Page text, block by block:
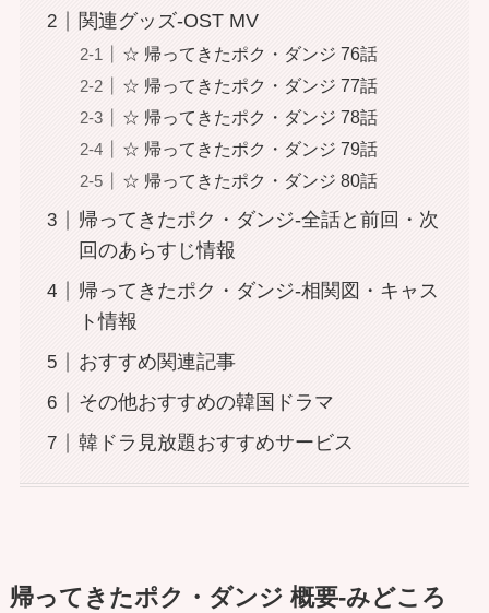
関連グッズ-OST MV
☆ 帰ってきたポク・ダンジ 76話
☆ 帰ってきたポク・ダンジ 77話
☆ 帰ってきたポク・ダンジ 78話
☆ 帰ってきたポク・ダンジ 79話
☆ 帰ってきたポク・ダンジ 80話
帰ってきたポク・ダンジ-全話と前回・次
回のあらすじ情報
帰ってきたポク・ダンジ-相関図・キャス
ト情報
おすすめ関連記事
その他おすすめの韓国ドラマ
韓ドラ見放題おすすめサービス
帰ってきたポク・ダンジ 概要-みどころ